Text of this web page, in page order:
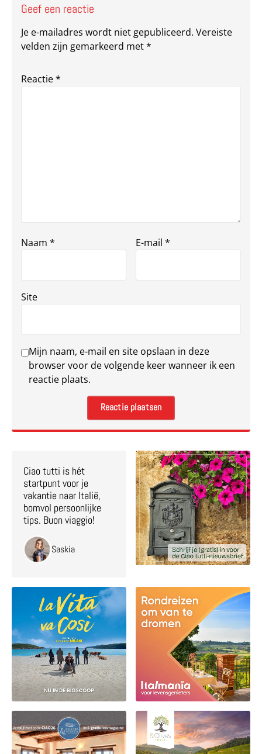
Geef een reactie
Je e-mailadres wordt niet gepubliceerd. Vereiste
velden zijn gemarkeerd met*
Reactie*
Naam * E-mail *
Site
Mijn naam, e-mail en site opslaan in deze
browser voor de volgende keer wanneer ik een
reactie plaats.
Ciao tutti is hét
startpunt voor je
vakantie naar Italië,
bomvol persoonlijke
tips. Buon viaggio!
Saskia